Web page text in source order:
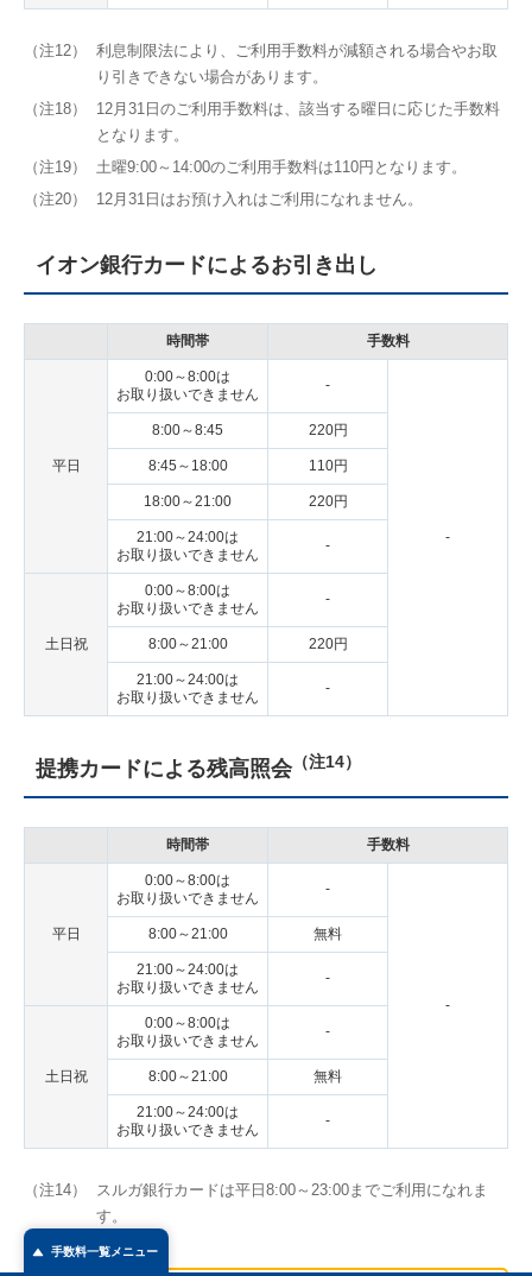
（注12）
利息制限法により、ご利用手数料が減額される場合やお取
り引きできない場合があります。
（注18）
12月31日のご利用手数料は、該当する曜日に応じた手数料
となります。
（注19）
土曜9:00～14:00のご利用手数料は110円となります。
（注20）
12月31日はお預け入れはご利用になれません。
イオン銀行カードによるお引き出し
時間帯 手数料
平日
0:00～8:00は
お取り扱いできません
-
-
8:00～8:45 220円
8:45～18:00 110円
18:00～21:00 220円
21:00～24:00は
お取り扱いできません
-
土日祝
0:00～8:00は
お取り扱いできません
-
8:00～21:00 220円
21:00～24:00は
お取り扱いできません
-
提携カードによる残高照会（注14）
時間帯 手数料
平日
0:00～8:00は
お取り扱いできません
-
-
8:00～21:00 無料
21:00～24:00は
お取り扱いできません
-
土日祝
0:00～8:00は
お取り扱いできません
-
8:00～21:00 無料
21:00～24:00は
お取り扱いできません
-
（注14）
スルガ銀行カードは平日8:00～23:00までご利用になれま
す。
手数料一覧メニュー